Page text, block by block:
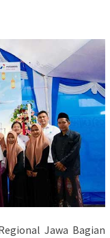
Jawa Bagian